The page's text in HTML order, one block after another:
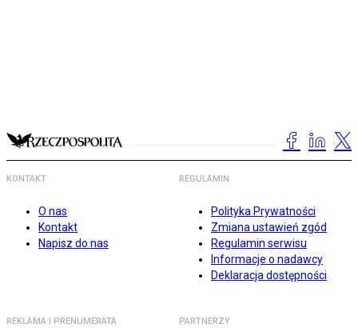
KONTAKT
O nas
Kontakt
Napisz do nas
REGULAMIN
Polityka Prywatności
Zmiana ustawień zgód
Regulamin serwisu
Informacje o nadawcy
Deklaracja dostępności
REKLAMA I PRENUMERATA PARTNERZY